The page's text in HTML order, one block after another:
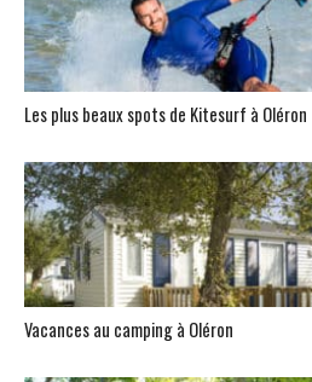
Les plus beaux spots de Kitesurf à Oléron
Vacances au camping à Oléron